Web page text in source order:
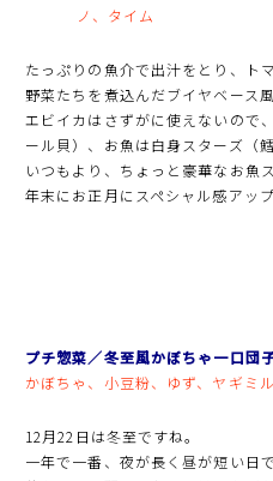
ノ、タイム
たっぷりの魚介で出汁をとり、ト
野菜たちを煮込んだブイヤベース風
エビイカはさずがに使えないので
ール貝）、お魚は白身スターズ（
いつもより、ちょっと豪華なお魚
年末にお正月にスペシャル感アッ
プチ惣菜／冬至風かぼちゃ一口団
かぼちゃ、小豆粉、ゆず、ヤギミ
12月22日は冬至ですね。
一年で一番、夜が長く昼が短い日で